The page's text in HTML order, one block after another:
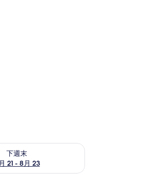
下週末
21 - 8月 23
21 - 8月 23) 的供應情況